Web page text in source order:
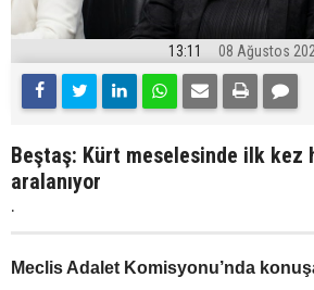
13:11 08 Ağustos
Beştaş: Kürt meselesinde ilk kez
aralanıyor
.
Meclis Adalet Komisyonu’nda